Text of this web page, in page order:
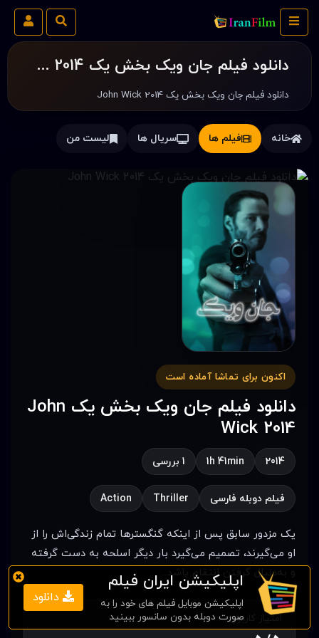
دانلود فیلم جان ویک بخش یک John Wick 2014
دانلود فیلم جان ویک بخش یک John Wick 2014
خانه فیلم ها سریال ها لیست من
اکنون برای تماشا آماده است
دانلود فیلم جان ویک بخش یک John
Wick 2014
2014
1h 41min 1 بررسی
فیلم دوبله فارسی Thriller
Action
یک مزدور سابق پس از اینکه گنگسترها تمام زندگی‌اش را از
او می‌گیرند، تصمیم می‌گیرد بار دیگر اسلحه به دست گرفته
و به‌دنبال گرفتن انتقام باشد...
امتیاز کاربران
اپلیکیشن ایران فیلم
اپلیکیشن موبایل فیلم های خود را به
صورت دوبله بدون سانسور ببینید
دانلود